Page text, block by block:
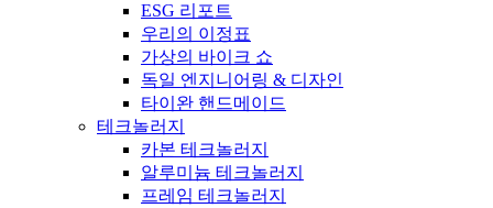
ESG 리포트
우리의 이정표
가상의 바이크 쇼
독일 엔지니어링 & 디자인
타이완 핸드메이드
테크놀러지
카본 테크놀러지
알루미늄 테크놀러지
프레임 테크놀러지